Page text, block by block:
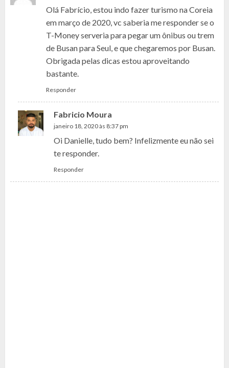
Olá Fabrício, estou indo fazer turismo na Coreia
em março de 2020, vc saberia me responder se o
T-Money serveria para pegar um ônibus ou trem
de Busan para Seul, e que chegaremos por Busan.
Obrigada pelas dicas estou aproveitando
bastante.
Responder
Fabricio Moura
janeiro 18, 2020 às 8:37 pm
Oi Danielle, tudo bem? Infelizmente eu não sei
te responder.
Responder